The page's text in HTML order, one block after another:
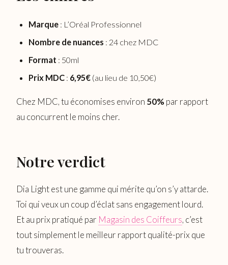
Marque : L’Oréal Professionnel
Nombre de nuances : 24 chez MDC
Format : 50ml
Prix MDC : 6,95€ (au lieu de 10,50€)
Chez MDC, tu économises environ 50% par rapport
au concurrent le moins cher.
Notre verdict
Dia Light est une gamme qui mérite qu’on s’y attarde.
Toi qui veux un coup d’éclat sans engagement lourd.
Et au prix pratiqué par Magasin des Coiffeurs, c’est
tout simplement le meilleur rapport qualité-prix que
tu trouveras.